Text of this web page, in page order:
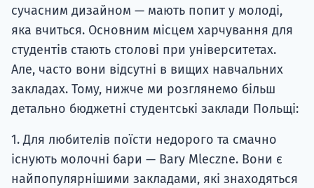
сучасним дизайном — мають попит у молоді,
яка вчиться. Основним місцем харчування для
студентів стають столові при університетах.
Але, часто вони відсутні в вищих навчальних
закладах. Тому, нижче ми розглянемо більш
детально бюджетні студентські заклади Польщі:
1. Для любителів поїсти недорого та смачно
існують молочні бари — Bary Mleczne. Вони є
найпопулярнішими закладами, які знаходяться